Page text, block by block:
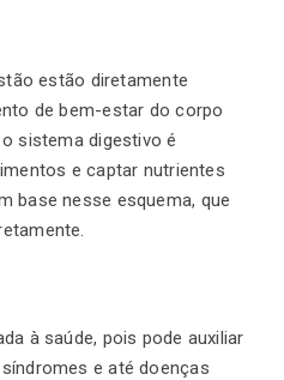
de compra
estão diretamente
de bem-estar do corpo
sistema digestivo é
e captar nutrientes
base nesse esquema, que
à saúde, pois pode auxiliar
e até doenças